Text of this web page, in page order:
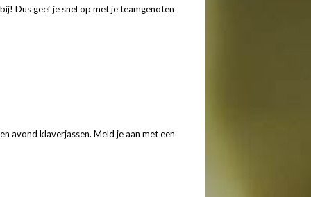
Dus geef je snel op met je teamgenoten
avond klaverjassen. Meld je aan met een